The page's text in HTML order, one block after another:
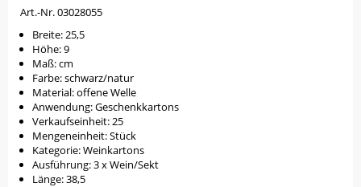
Art.-Nr. 03028055
Breite: 25,5
Höhe: 9
Maß: cm
Farbe: schwarz/natur
Material: offene Welle
Anwendung: Geschenkkartons
Verkaufseinheit: 25
Mengeneinheit: Stück
Kategorie: Weinkartons
Ausführung: 3 x Wein/Sekt
Länge: 38,5